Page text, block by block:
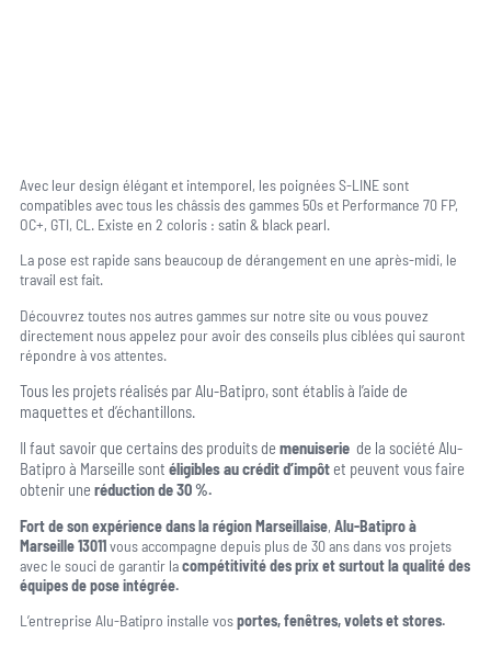
Avec leur design élégant et intemporel, les poignées S-LINE sont
compatibles avec tous les châssis des gammes 50s et Performance 70 FP,
OC+, GTI, CL. Existe en 2 coloris : satin & black pearl.
La pose est rapide sans beaucoup de dérangement en une après-midi, le
travail est fait.
Découvrez toutes nos autres gammes sur notre site ou vous pouvez
directement nous appelez pour avoir des conseils plus ciblées qui sauront
répondre à vos attentes.
Tous les projets réalisés par Alu-Batipro, sont établis à l’aide de
maquettes et d’échantillons.
Il faut savoir que certains des produits de menuiserie de la société Alu-
Batipro à Marseille sont éligibles au crédit d’impôtet peuvent vous faire
obtenir une réduction de 30 %.
Fort de son expérience dans la région Marseillaise, Alu-Batipro à
Marseille 13011vous accompagne depuis plus de 30 ans dans vos projets
avec le souci de garantir lacompétitivité des prix et surtout la qualité des
équipes de pose intégrée.
L’entreprise Alu-Batipro installe vosportes, fenêtres, volets et stores.